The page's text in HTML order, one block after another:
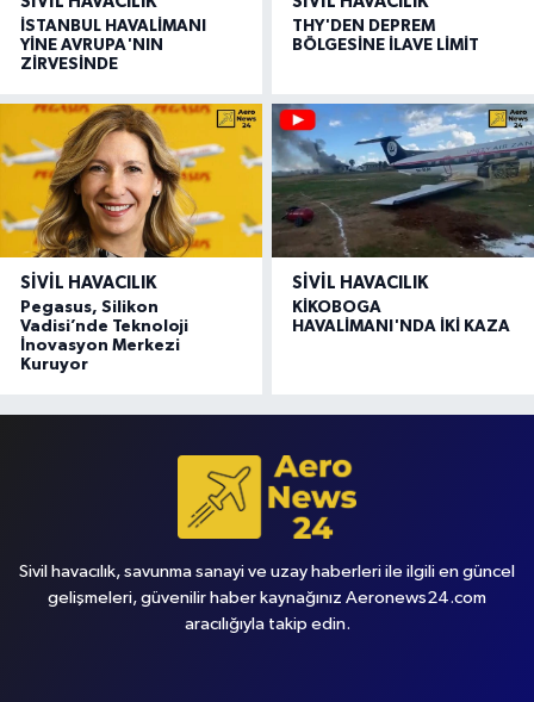
İSTANBUL HAVALİMANI
YİNE AVRUPA'NIN
ZİRVESİNDE
THY'DEN DEPREM
BÖLGESİNE İLAVE LİMİT
SIVIL HAVACILIK
Pegasus, Silikon
Vadisi’nde Teknoloji
İnovasyon Merkezi
Kuruyor
SIVIL HAVACILIK
KİKOBOGA
HAVALİMANI'NDA İKİ KAZA
Sivil havacılık, savunma sanayi ve uzay haberleri ile ilgili en güncel
gelişmeleri, güvenilir haber kaynağınız Aeronews24.com
aracılığıyla takip edin.